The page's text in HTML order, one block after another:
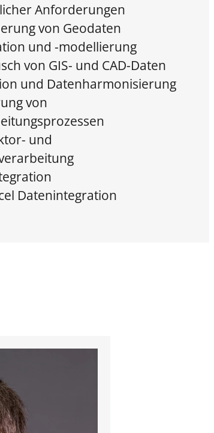
Anforderungen
von Geodaten
und -modellierung
von GIS- und CAD-Daten
und Datenharmonisierung
von
und
Datenintegration